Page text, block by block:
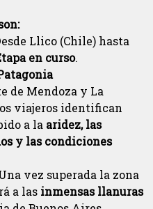
Llico (Chile) hasta
en curso.
de Mendoza y La
viajeros identifican
a la aridez, las
y las condiciones
vez superada la zona
a las inmensas llanuras